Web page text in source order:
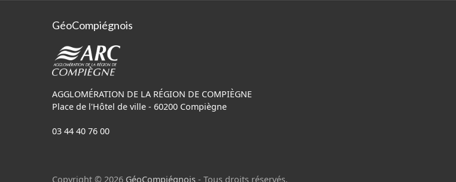
GéoCompiégnois
AGGLOMÉRATION DE LA RÉGION DE COMPIÈGNE
Place de l'Hôtel de ville - 60200 Compiègne
03 44 40 76 00
Copyright © 2026 GéoCompiégnois - Tous droits réservés.